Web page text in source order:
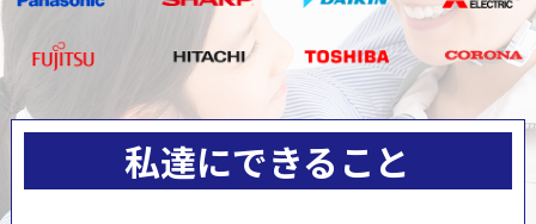
私達にできること